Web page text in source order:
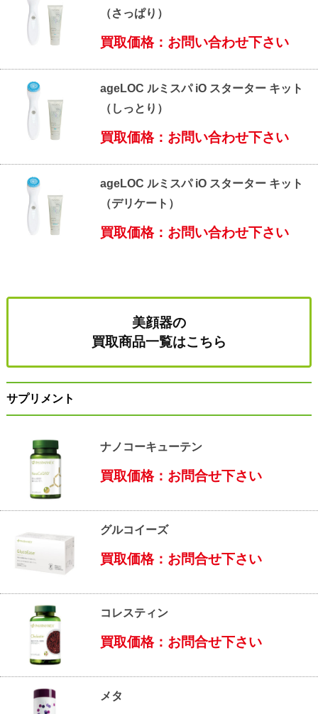
（さっぱり）
買取価格：お問い合わせ下さい
ageLOC ルミスパ iO スターター キット
（しっとり）
買取価格：お問い合わせ下さい
ageLOC ルミスパ iO スターター キット
（デリケート）
買取価格：お問い合わせ下さい
美顔器の
買取商品一覧はこちら
サプリメント
ナノコーキューテン
買取価格：お問合せ下さい
グルコイーズ
買取価格：お問合せ下さい
コレスティン
買取価格：お問合せ下さい
メタ